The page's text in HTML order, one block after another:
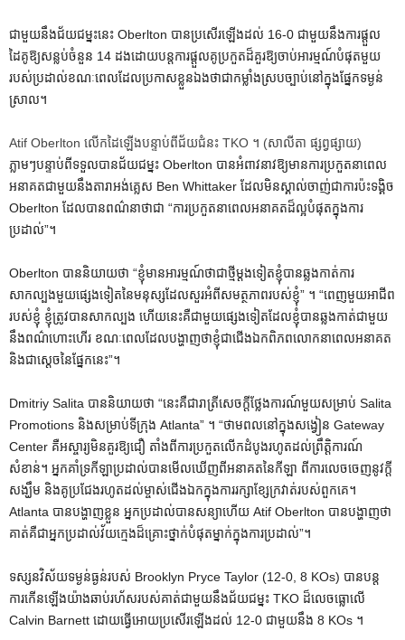
ជាមួយនឹងជ័យជម្នះនេះ Oberlton បានប្រសើរឡើងដល់ 16-0 ជាមួយនឹងការផ្តួល
ដៃគូឱ្យសន្លប់ចំនួន 14 ដងដោយបន្តការផ្តួលគូប្រកួតដ៏គួរឱ្យចាប់អារម្មណ៍បំផុតមួយ
របស់ប្រដាល់ខណៈពេលដែលប្រកាសខ្លួនឯងថាជាកម្លាំងស្របច្បាប់នៅក្នុងផ្នែកទម្ងន់
ស្រាល។
Atif Oberlton លើកដៃឡើងបន្ទាប់ពីជ័យជំនះ TKO ។ (សាលីតា ផ្សព្វផ្សាយ)
ភ្លាម​ៗ​បន្ទាប់​ពី​ទទួល​បាន​ជ័យ​ជម្នះ Oberlton បាន​អំពាវ​នាវ​ឱ្យ​មាន​ការ​ប្រ​កួត​នា​ពេល​
អនាគត​ជាមួយ​នឹង​តារា​អង់​គ្លេស Ben Whittaker ដែល​មិន​ស្គាល់​ចាញ់​ជា​ការ​ប៉ះ​ទង្គិច
Oberlton ដែល​បាន​ពណ៌នា​ថា​ជា “ការ​ប្រ​កួត​នា​ពេល​អនាគត​ដ៏​ល្អ​បំផុត​ក្នុង​ការ​
ប្រដាល់”។
Oberlton បាននិយាយថា “ខ្ញុំមានអារម្មណ៍ថាជាថ្មីម្តងទៀតខ្ញុំបានឆ្លងកាត់ការ
សាកល្បងមួយផ្សេងទៀតនៃមនុស្សដែលសួរអំពីសមត្ថភាពរបស់ខ្ញុំ” ។ “ពេញមួយអាជីព
របស់ខ្ញុំ ខ្ញុំត្រូវបានសាកល្បង ហើយនេះគឺជាមួយផ្សេងទៀតដែលខ្ញុំបានឆ្លងកាត់ជាមួយ
នឹងពណ៌ហោះហើរ ខណៈពេលដែលបង្ហាញថាខ្ញុំជាជើងឯកពិភពលោកនាពេលអនាគត
និងជាស្តេចនៃផ្នែកនេះ”។
Dmitriy Salita បាននិយាយថា “នេះគឺជារាត្រីសេចក្តីថ្លែងការណ៍មួយសម្រាប់ Salita
Promotions និងសម្រាប់ទីក្រុង Atlanta” ។ “ថាមពលនៅក្នុងសង្វៀន Gateway
Center គឺអស្ចារ្យមិនគួរឱ្យជឿ តាំងពីការប្រកួតលើកដំបូងរហូតដល់ព្រឹត្តិការណ៍
សំខាន់។ អ្នកគាំទ្រកីឡាប្រដាល់បានមើលឃើញពីអនាគតនៃកីឡា ពីការលេចចេញនូវក្តី
សង្ឃឹម និងគូប្រជែងរហូតដល់ម្ចាស់ជើងឯកក្នុងការរក្សាខ្សែក្រវាត់របស់ពួកគេ។
Atlanta បានបង្ហាញខ្លួន អ្នកប្រដាល់បានសន្យាហើយ Atif Oberlton បានបង្ហាញថា
គាត់គឺជាអ្នកប្រដាល់វ័យក្មេងដ៏គ្រោះថ្នាក់បំផុតម្នាក់ក្នុងការប្រដាល់”។
ទស្សនវិស័យទម្ងន់ធ្ងន់របស់ Brooklyn Pryce Taylor (12-0, 8 KOs) បានបន្ត
ការកើនឡើងយ៉ាងឆាប់រហ័សរបស់គាត់ជាមួយនឹងជ័យជម្នះ TKO ដ៏លេចធ្លោលើ
Calvin Barnett ដោយធ្វើអោយប្រសើរឡើងដល់ 12-0 ជាមួយនឹង 8 KOs ។